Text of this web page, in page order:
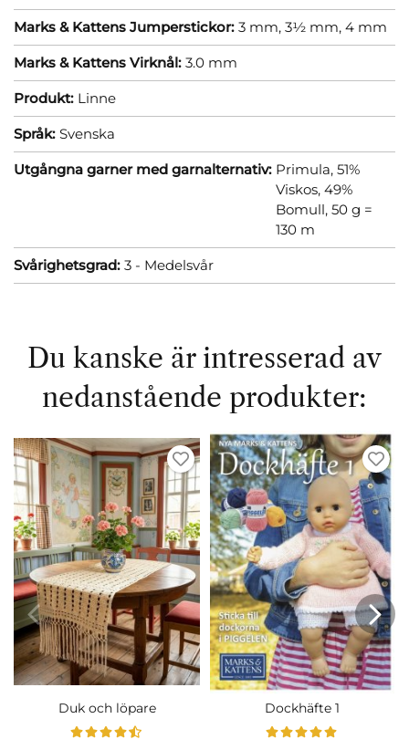
Marks & Kattens Jumperstickor: 3 mm, 3½ mm, 4 mm
Marks & Kattens Virknål: 3.0 mm
Produkt: Linne
Språk: Svenska
Utgångna garner med garnalternativ: Primula, 51%
Viskos, 49%
Bomull, 50 g =
130 m
Svårighetsgrad: 3 - Medelsvår
Du kanske är intresserad av
nedanstående produkter:
Duk och löpare Dockhäfte 1